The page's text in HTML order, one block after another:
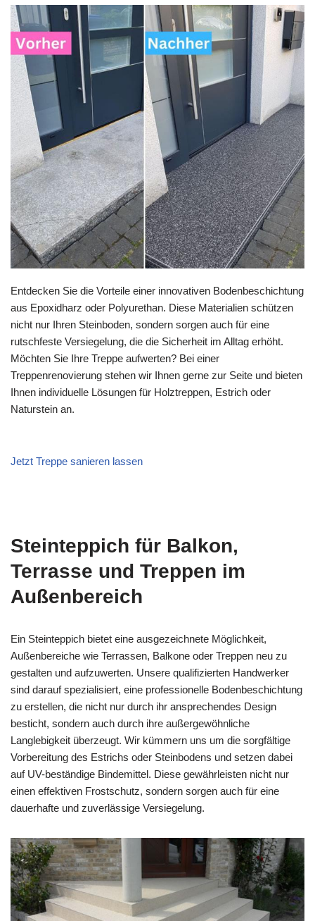
Entdecken Sie die Vorteile einer innovativen Bodenbeschichtung
aus Epoxidharz oder Polyurethan. Diese Materialien schützen
nicht nur Ihren Steinboden, sondern sorgen auch für eine
rutschfeste Versiegelung, die die Sicherheit im Alltag erhöht.
Möchten Sie Ihre Treppe aufwerten? Bei einer
Treppenrenovierung stehen wir Ihnen gerne zur Seite und bieten
Ihnen individuelle Lösungen für Holztreppen, Estrich oder
Naturstein an.
Jetzt Treppe sanieren lassen
Steinteppich für Balkon,
Terrasse und Treppen im
Außenbereich
Ein Steinteppich bietet eine ausgezeichnete Möglichkeit,
Außenbereiche wie Terrassen, Balkone oder Treppen neu zu
gestalten und aufzuwerten. Unsere qualifizierten Handwerker
sind darauf spezialisiert, eine professionelle Bodenbeschichtung
zu erstellen, die nicht nur durch ihr ansprechendes Design
besticht, sondern auch durch ihre außergewöhnliche
Langlebigkeit überzeugt. Wir kümmern uns um die sorgfältige
Vorbereitung des Estrichs oder Steinbodens und setzen dabei
auf UV-beständige Bindemittel. Diese gewährleisten nicht nur
einen effektiven Frostschutz, sondern sorgen auch für eine
dauerhafte und zuverlässige Versiegelung.